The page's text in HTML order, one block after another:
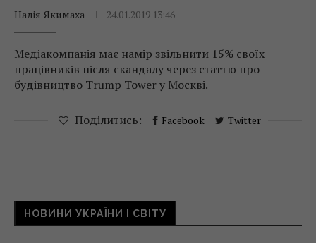
Надія Якимаха
24.01.2019 13:46
Медіакомпанія має намір звільнити 15% своїх
працівників після скандалу через статтю про
будівництво Trump Tower у Москві.
Поділитись: Facebook Twitter
НОВИНИ УКРАЇНИ І СВІТУ